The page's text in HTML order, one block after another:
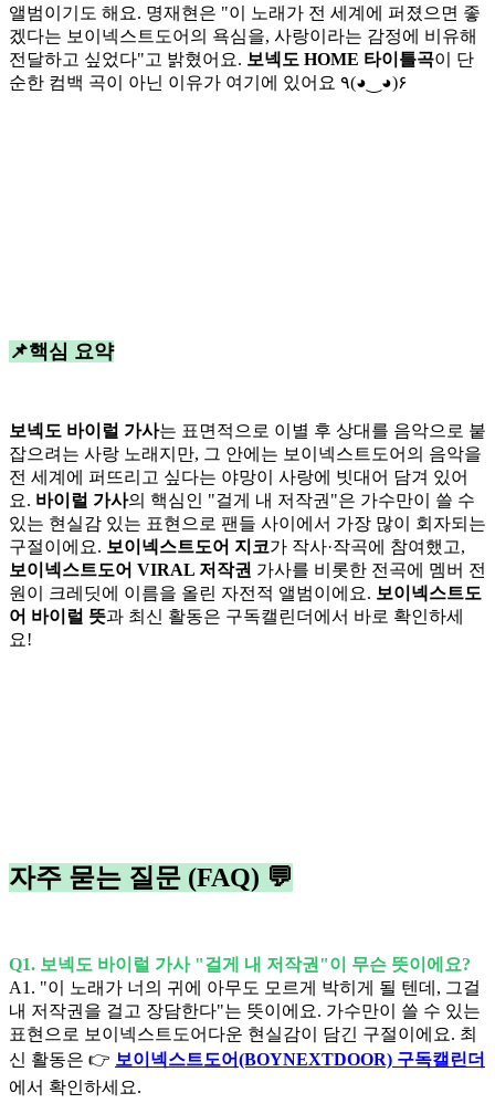
앨범이기도 해요. 명재현은 "이 노래가 전 세계에 퍼졌으면 좋
겠다는 보이넥스트도어의 욕심을, 사랑이라는 감정에 비유해
전달하고 싶었다"고 밝혔어요. 보넥도 HOME 타이틀곡이 단
순한 컴백 곡이 아닌 이유가 여기에 있어요 ٩(◕‿◕)۶
📌핵심 요약
보넥도 바이럴 가사는 표면적으로 이별 후 상대를 음악으로 붙
잡으려는 사랑 노래지만, 그 안에는 보이넥스트도어의 음악을
전 세계에 퍼뜨리고 싶다는 야망이 사랑에 빗대어 담겨 있어
요. 바이럴 가사의 핵심인 "걸게 내 저작권"은 가수만이 쓸 수
있는 현실감 있는 표현으로 팬들 사이에서 가장 많이 회자되는
구절이에요. 보이넥스트도어 지코가 작사·작곡에 참여했고,
보이넥스트도어 VIRAL 저작권 가사를 비롯한 전곡에 멤버 전
원이 크레딧에 이름을 올린 자전적 앨범이에요. 보이넥스트도
어 바이럴 뜻과 최신 활동은 구독캘린더에서 바로 확인하세
요!
자주 묻는 질문 (FAQ) 💬
Q1. 보넥도 바이럴 가사 "걸게 내 저작권"이 무슨 뜻이에요?
A1. "이 노래가 너의 귀에 아무도 모르게 박히게 될 텐데, 그걸
내 저작권을 걸고 장담한다"는 뜻이에요. 가수만이 쓸 수 있는
표현으로 보이넥스트도어다운 현실감이 담긴 구절이에요. 최
신 활동은 👉 보이넥스트도어(BOYNEXTDOOR) 구독캘린더
에서 확인하세요.